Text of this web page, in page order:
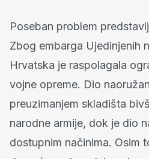
Poseban problem
Zbog embarga Ujedinjenih
Hrvatska je raspolagala
vojne opreme. Dio
preuzimanjem skladišta
narodne armije, dok je dio
dostupnim načinima. Osim